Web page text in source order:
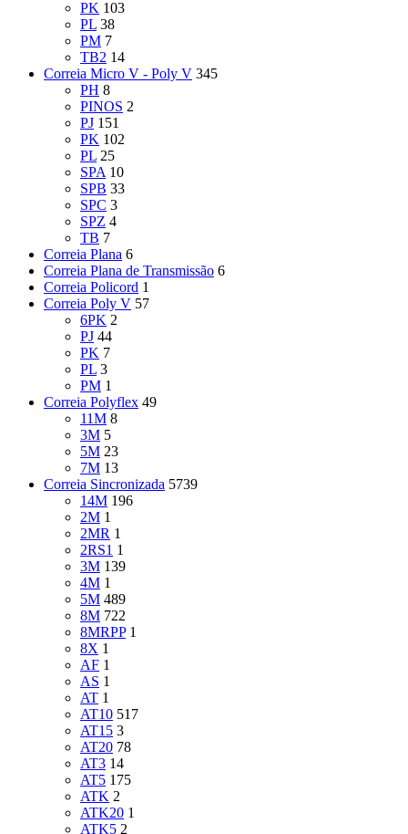
PK 103
PL 38
PM 7
TB2 14
Correia Micro V - Poly V 345
PH 8
PINOS 2
PJ 151
PK 102
PL 25
SPA 10
SPB 33
SPC 3
SPZ 4
TB 7
Correia Plana 6
Correia Plana de Transmissão 6
Correia Policord 1
Correia Poly V 57
6PK 2
PJ 44
PK 7
PL 3
PM 1
Correia Polyflex 49
11M 8
3M 5
5M 23
7M 13
Correia Sincronizada 5739
14M 196
2M 1
2MR 1
2RS1 1
3M 139
4M 1
5M 489
8M 722
8MRPP 1
8X 1
AF 1
AS 1
AT 1
AT10 517
AT15 3
AT20 78
AT3 14
AT5 175
ATK 2
ATK20 1
ATK5 2